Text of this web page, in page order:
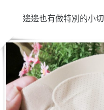
邊邊也有做特別的小